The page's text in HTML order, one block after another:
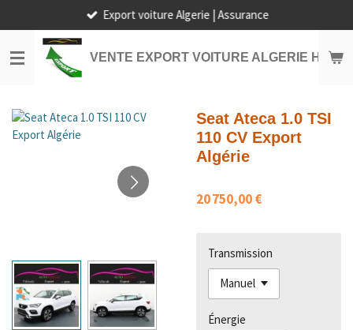
au
contenu
principal
VENTE EXPORT VOITURE ALGERIE HORS
Export voiture Algerie | Assurance
Seat Ateca 1.0 TSI
110 CV Export
Algérie
20 750,00 €
Transmission
Énergie